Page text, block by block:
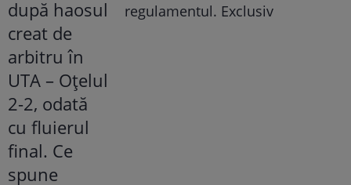
regulamentul. Exclusiv